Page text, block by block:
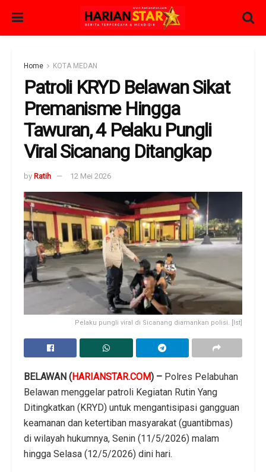
Home KOTA MEDAN
Patroli KRYD Belawan Sikat
Premanisme Hingga
Tawuran, 4 Pelaku Pungli
Viral Sicanang Ditangkap
by Ratih 12 Mei 2026
Pelaku pungli viral di Sicanang diamankan polisi. [Ist]
BELAWAN (HARIANSTAR.COM) – Polres Pelabuhan
Belawan menggelar patroli Kegiatan Rutin Yang
Ditingkatkan (KRYD) untuk mengantisipasi gangguan
keamanan dan ketertiban masyarakat (guantibmas)
di wilayah hukumnya, Senin (11/5/2026) malam
hingga Selasa (12/5/2026) dini hari.